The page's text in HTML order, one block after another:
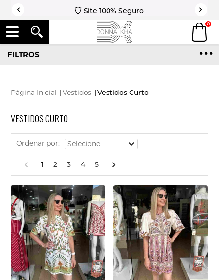
Site 100% Seguro
0
Página Inicial |Vestidos |Vestidos Curto
FILTROS
VESTIDOS CURTO
Ordenar por:
1 2 3 4 5